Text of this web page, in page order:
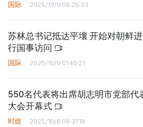
国际 2025/10/9 08:25:33
苏林总书记抵达平壤 开始对朝鲜进
行国事访问
国际 2025/10/9 01:45:21
550名代表将出席胡志明市党部代
大会开幕式
时政 2025/10/8 08:31:19